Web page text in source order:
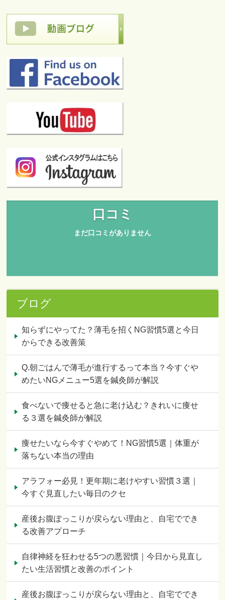
ブログ
知らずにやってた？薄毛を招くNG習慣5選と今日
からできる改善策
Q.朝ごはんで薄毛が進行するって本当？今すぐや
めたいNGメニュー5選を鍼灸師が解説
食べないで痩せると急に老け込む？きれいに痩せ
る３選を鍼灸師が解説
痩せたいなら今すぐやめて！NG習慣5選｜体重が
落ちない本当の理由
アラフォー必見！更年期に老けやすい習慣３選｜
今すぐ見直したい毎日のクセ
産後お腹ぽっこりが戻らない理由と、自宅ででき
る改善アプローチ
自律神経を狂わせる5つの悪習慣｜今日から見直し
たい生活習慣と改善のポイント
産後お腹ぽっこりが戻らない理由と、自宅ででき